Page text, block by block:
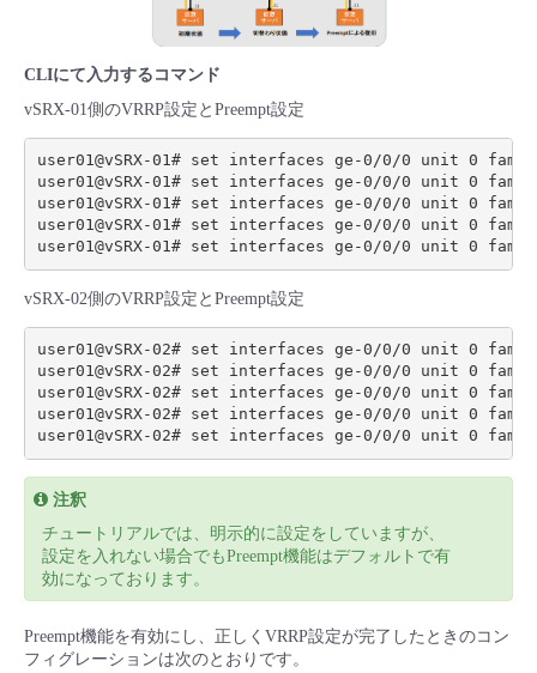
CLIにて入力するコマンド
vSRX-01側のVRRP設定とPreempt設定
user01@vSRX-01# set interfaces ge-0/0/0 unit 0
user01@vSRX-01# set interfaces ge-0/0/0 unit 0
user01@vSRX-01# set interfaces ge-0/0/0 unit 0
user01@vSRX-01# set interfaces ge-0/0/0 unit 0
vSRX-02側のVRRP設定とPreempt設定
user01@vSRX-02# set interfaces ge-0/0/0 unit 0
user01@vSRX-02# set interfaces ge-0/0/0 unit 0
user01@vSRX-02# set interfaces ge-0/0/0 unit 0
user01@vSRX-02# set interfaces ge-0/0/0 unit 0
注釈
チュートリアルでは、明示的に設定をしていますが、
設定を入れない場合でもPreempt機能はデフォルトで有
効になっております。
Preempt機能を有効にし、正しくVRRP設定が完了したときのコン
フィグレーションは次のとおりです。